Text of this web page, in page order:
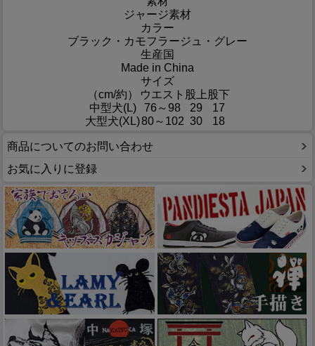
ジャージ素材
カラー
ブラック・カモフラージュ・グレー
生産国
Made in China
サイズ
（cm/約）
ウエスト 股上股下
中型犬(L)
76～98 29
17
大型犬(XL)80～102 30 18
商品についてのお問い合わせ
お気に入りに登録